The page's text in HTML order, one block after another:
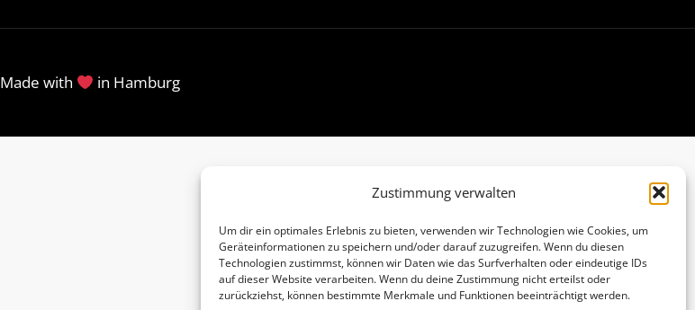
Zustimmung verwalten
Um dir ein optimales Erlebnis zu bieten, verwenden wir Technologien wie Cookies, um
Geräteinformationen zu speichern und/oder darauf zuzugreifen. Wenn du diesen
Technologien zustimmst, können wir Daten wie das Surfverhalten oder eindeutige IDs
auf dieser Website verarbeiten. Wenn du deine Zustimmung nicht erteilst oder
zurückziehst, können bestimmte Merkmale und Funktionen beeinträchtigt werden.
Made with in Hamburg